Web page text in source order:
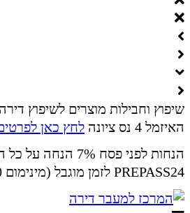
שיפוץ וחבילות מוצרים לשיפוץ
האיזמל 4 נס ציונה
לחץ כאן
הנחות לפני פסח 7%
PREPASS24 לזמן מוגבל (מינימום 1000 ש"ח רכישה)